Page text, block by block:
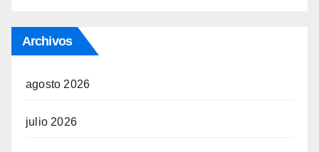
Archivos
agosto 2026
julio 2026